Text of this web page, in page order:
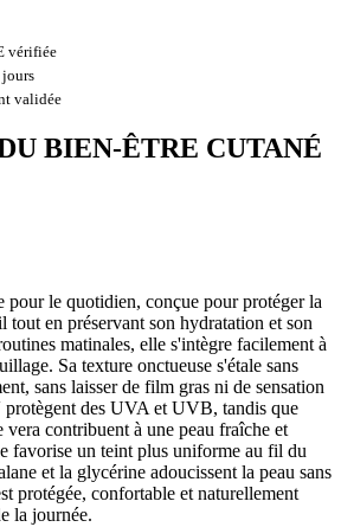
vérifiée
jours
validée
BIEN-ÊTRE CUTANÉ
pour le quotidien, conçue pour protéger la
tout en préservant son hydratation et son
matinales, elle s'intègre facilement à
Sa texture onctueuse s'étale sans
sans laisser de film gras ni de sensation
des UVA et UVB, tandis que
vera contribuent à une peau fraîche et
favorise un teint plus uniforme au fil du
et la glycérine adoucissent la peau sans
protégée, confortable et naturellement
la journée.